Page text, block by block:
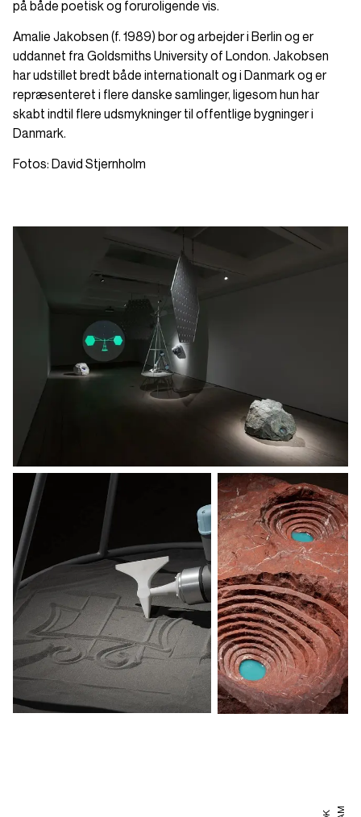
på både poetisk og foruroligende vis.
Amalie Jakobsen (f. 1989) bor og arbejder i Berlin og er
uddannet fra Goldsmiths University of London. Jakobsen
har udstillet bredt både internationalt og i Danmark og er
repræsenteret i flere danske samlinger, ligesom hun har
skabt indtil flere udsmykninger til offentlige bygninger i
Danmark.
Fotos: David Stjernholm